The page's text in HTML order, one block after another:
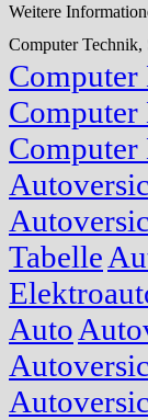
Weitere
Computer Technik,
Computer
Computer
Computer
Tabelle
Auto